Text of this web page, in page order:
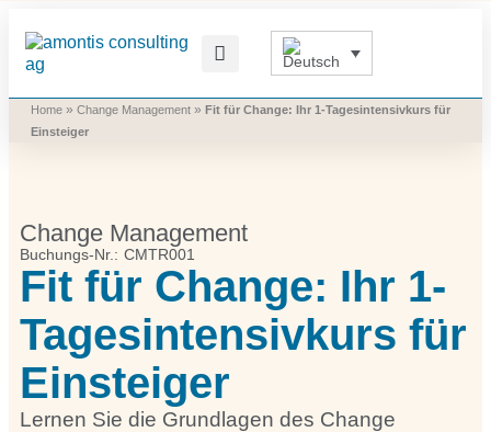
Home » Change Management » Fit für Change: Ihr 1-Tages­intensivkurs für
Einsteiger
Change Management
Buchungs-Nr.: CMTR001
Fit für Change: Ihr 1-
Tages­intensivkurs für
Einsteiger
Lernen Sie die Grundlagen des Change